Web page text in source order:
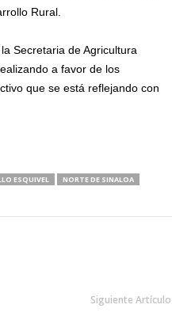
Rural.
Secretaria de Agricultura
a favor de los
que se está reflejando con
ESQUIVEL
NORTE DE SINALOA
Siguiente Artículo